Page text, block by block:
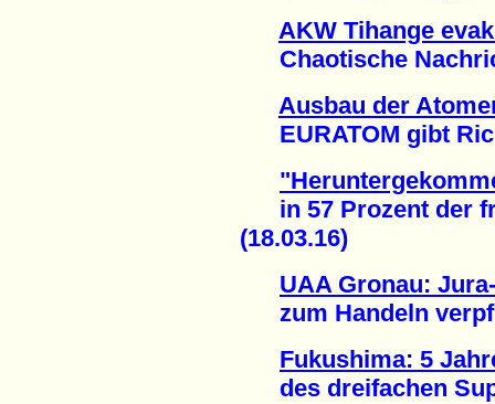
AKW Tihange
Chaotische
Ausbau der
EURATOM gibt
in 57 Prozent der
(18.03.16)
UAA Gronau:
zum Handeln
Fukushima: 5
des dreifachen